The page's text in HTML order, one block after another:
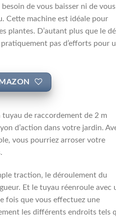
besoin de vous baisser ni de vous
Cette machine est idéale pour
plantes. D’autant plus que le
pas d’efforts pour
tuyau de raccordement de 2 m
d’action dans votre jardin.
vous pourriez arroser votre
traction, le déroulement du
Et le tuyau réenroule avec
fois que vous effectuez une
les différents endroits tels